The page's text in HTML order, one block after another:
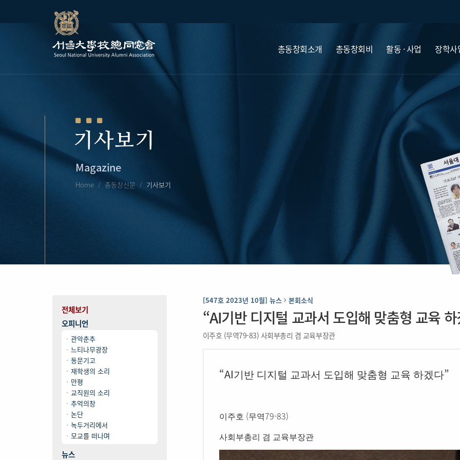
총동창회소개 총동창회비 활동 · 사업 장학사
기사보기
Magazine
Home 총동창신문 기사보기
전체보기
오피니언
관악춘추
느티나무광장
동문기고
재학생의 소리
만평
교직원의 소리
추억의창
논단
녹두거리에서
모교를 떠나며
뉴스
[547호 2023년 10월] 뉴스 본회소식
“AI기반 디지털 교과서 도입해 맞춤형 교육
이주호 (무역79-83) 사회부총리 겸 교육부장관
“AI기반 디지털 교과서 도입해 맞춤형 교육 하겠다”
이주호 (무역79-83)
사회부총리 겸 교육부장관